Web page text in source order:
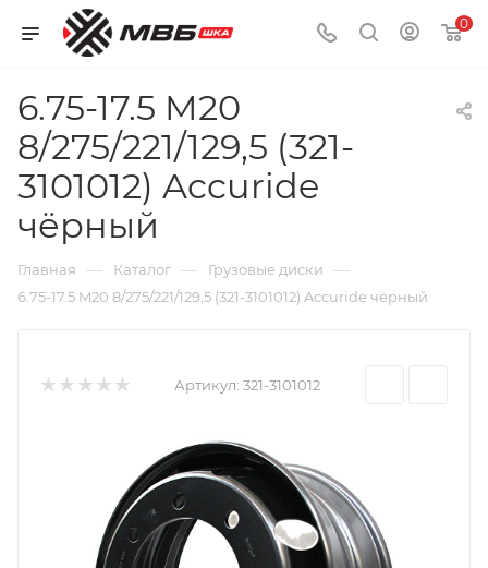
0
6.75-17.5 M20
8/275/221/129,5 (321-
3101012) Accuride
чёрный
Главная — Каталог — Грузовые диски —
6.75-17.5 M20 8/275/221/129,5 (321-3101012) Accuride чёрный
Артикул: 321-3101012